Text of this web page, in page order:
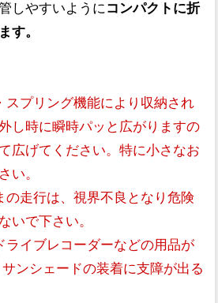
しやすいようにコンパクトに折
す。
スプリング機能により収納され
し時に瞬時パッと広がりますの
広げてください。特に小さなお
い。
の走行は、視界不良となり危険
いで下さい。
ライブレコーダーなどの用品が
ンシェードの装着に支障が出る